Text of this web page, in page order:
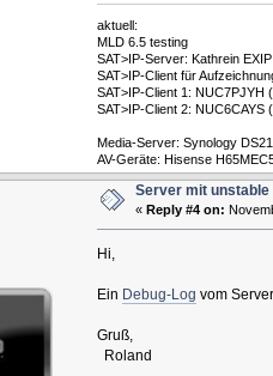
aktuell:
MLD 6.5 testing
SAT>IP-Server: Kathrein
SAT>IP-Client für
SAT>IP-Client 1: NUC7PJYH
SAT>IP-Client 2: NUC6CAYS
Media-Server: Synology
AV-Geräte: ​Hisense
Server mit unstable
« Reply #4 on:
Hi,
Ein Debug-Log vom
Gruß,
Roland